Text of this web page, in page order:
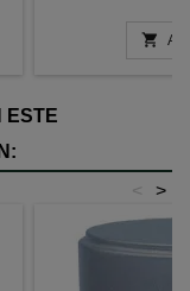

ESTE
>
<